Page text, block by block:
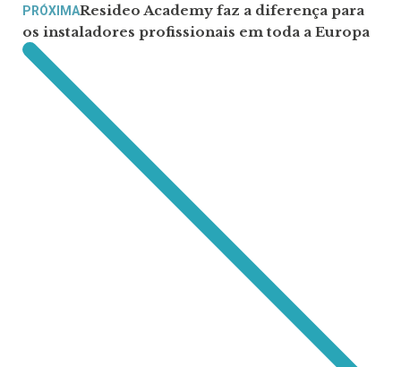
PRÓXIMAResideo Academy faz a diferença para
os instaladores profissionais em toda a Europa